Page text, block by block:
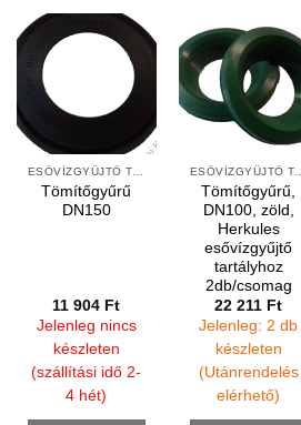
ESŐVÍZGYŰJTŐ TARTÁLYOK KIEGÉSZÍTŐI
Tömítőgyűrű
DN150
11 904 Ft
Jelenleg nincs
készleten
(szállítási idő 2-
4 hét)
ESŐVÍZGYŰJTŐ TARTÁLYOK KIEGÉSZÍTŐI
Tömítőgyűrű,
DN100, zöld,
Herkules
esővízgyűjtő
tartályhoz
2db/csomag
22 211 Ft
Jelenleg: 2 db
készleten
(Utánrendelés
elérhető)